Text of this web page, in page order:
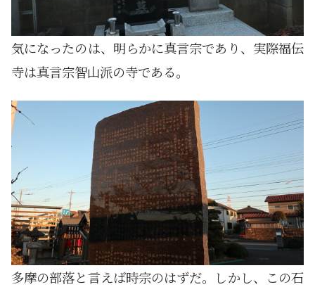
気になったのは、明らかに真言宗であり、実際福伝
寺は真言宗智山派の寺である。
多摩の部落と言えば時宗のはずだ。しかし、この石